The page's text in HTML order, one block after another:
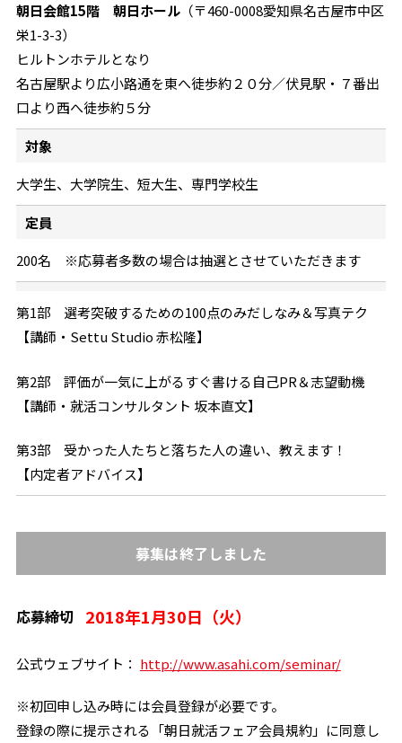
朝日会館15階 朝日ホール（〒460-0008愛知県名古屋市中区
栄1-3-3）
ヒルトンホテルとなり
名古屋駅より広小路通を東へ徒歩約２０分／伏見駅・７番出
口より西へ徒歩約５分
対象
大学生、大学院生、短大生、専門学校生
定員
200名 ※応募者多数の場合は抽選とさせていただきます
第1部 選考突破するための100点のみだしなみ＆写真テク
【講師・Settu Studio 赤松隆】
第2部 評価が一気に上がるすぐ書ける自己PR＆志望動機
【講師・就活コンサルタント 坂本直文】
第3部 受かった人たちと落ちた人の違い、教えます！
【内定者アドバイス】
募集は終了しました
応募締切 2018年1月30日（火）
公式ウェブサイト： http://www.asahi.com/seminar/
※初回申し込み時には会員登録が必要です。
登録の際に提示される「朝日就活フェア会員規約」に同意し